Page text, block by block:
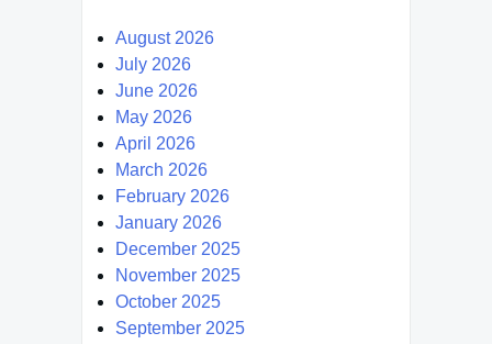
August 2026
July 2026
June 2026
May 2026
April 2026
March 2026
February 2026
January 2026
December 2025
November 2025
October 2025
September 2025